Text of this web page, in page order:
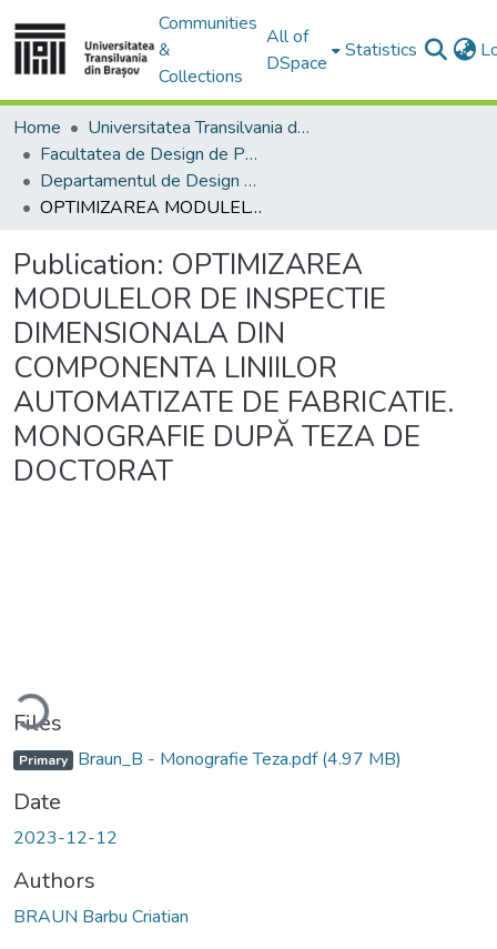
Communities
&
Collections
All of
DSpace
Statistics
Home
Universitatea Transilvania din Brasov
Facultatea de Design de Produs şi Mediu
Departamentul de Design de produs, Mecatronică și Mediu
OPTIMIZAREA MODULELOR DE INSPECTIE DIMENSIONALA DIN COMPONENTA LINIILOR AUTOMATIZATE DE FABRICATIE. MONOGRAFIE DUPĂ TEZA DE DOCTORAT
Publication: OPTIMIZAREA
MODULELOR DE INSPECTIE
DIMENSIONALA DIN
COMPONENTA LINIILOR
AUTOMATIZATE DE FABRICATIE.
MONOGRAFIE DUPĂ TEZA DE
DOCTORAT
Loading...
Files
Primary Braun_B - Monografie Teza.pdf(4.97 MB)
Date
2023-12-12
Authors
BRAUN Barbu Criatian